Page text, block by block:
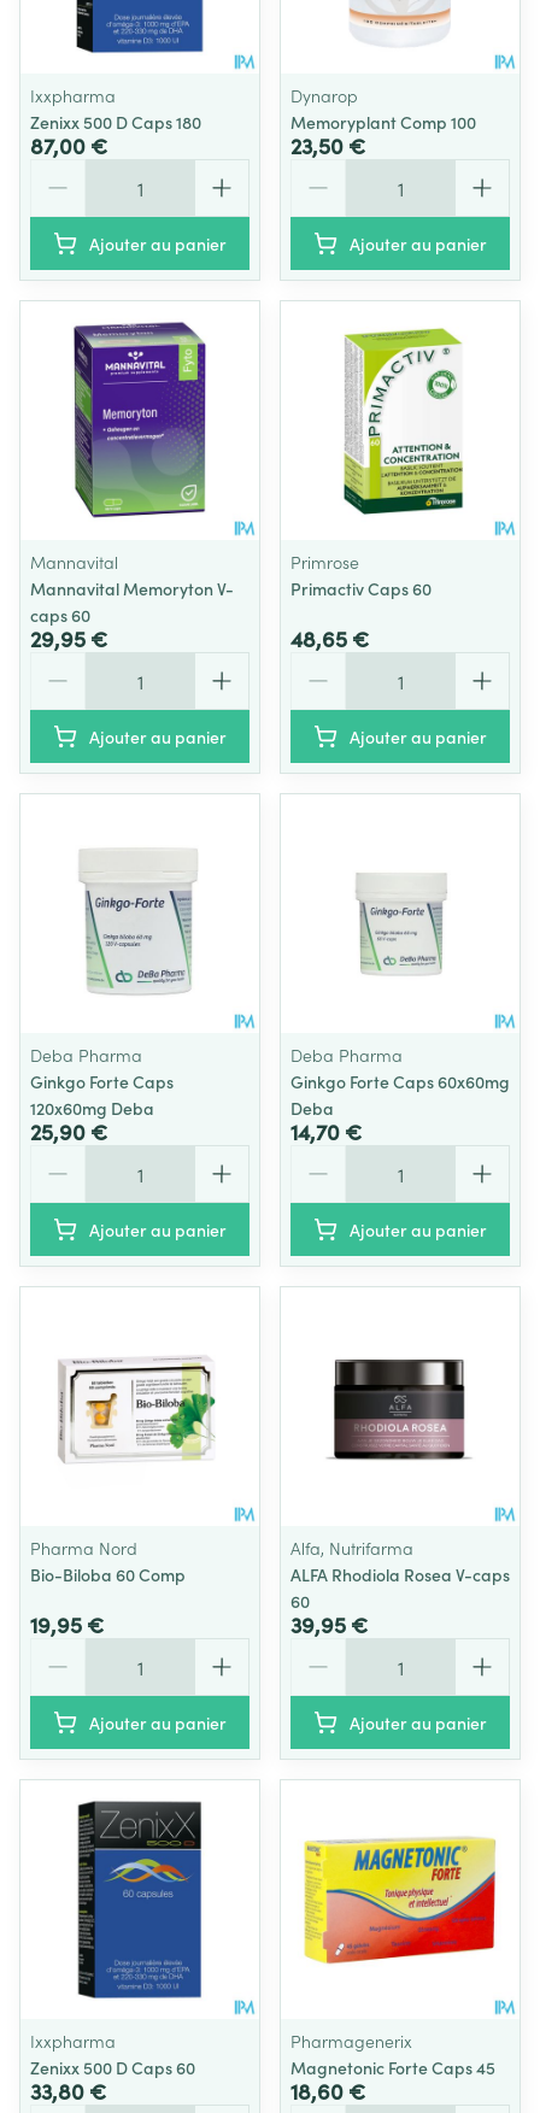
Ixxpharma
Zenixx 500 D Caps 180
87,00 €
Ajouter au panier
Dynarop
Memoryplant Comp 100
23,50 €
Ajouter au panier
Mannavital
Mannavital Memoryton V-
caps 60
29,95 €
Ajouter au panier
Primrose
Primactiv Caps 60
48,65 €
Ajouter au panier
Deba Pharma
Ginkgo Forte Caps
120x60mg Deba
25,90 €
Ajouter au panier
Deba Pharma
Ginkgo Forte Caps 60x60mg
Deba
14,70 €
Ajouter au panier
Pharma Nord
Bio-Biloba 60 Comp
19,95 €
Ajouter au panier
Alfa, Nutrifarma
ALFA Rhodiola Rosea V-caps
60
39,95 €
Ajouter au panier
Ixxpharma
Zenixx 500 D Caps 60
33,80 €
Pharmagenerix
Magnetonic Forte Caps 45
18,60 €